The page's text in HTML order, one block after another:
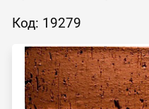
Код: 19279